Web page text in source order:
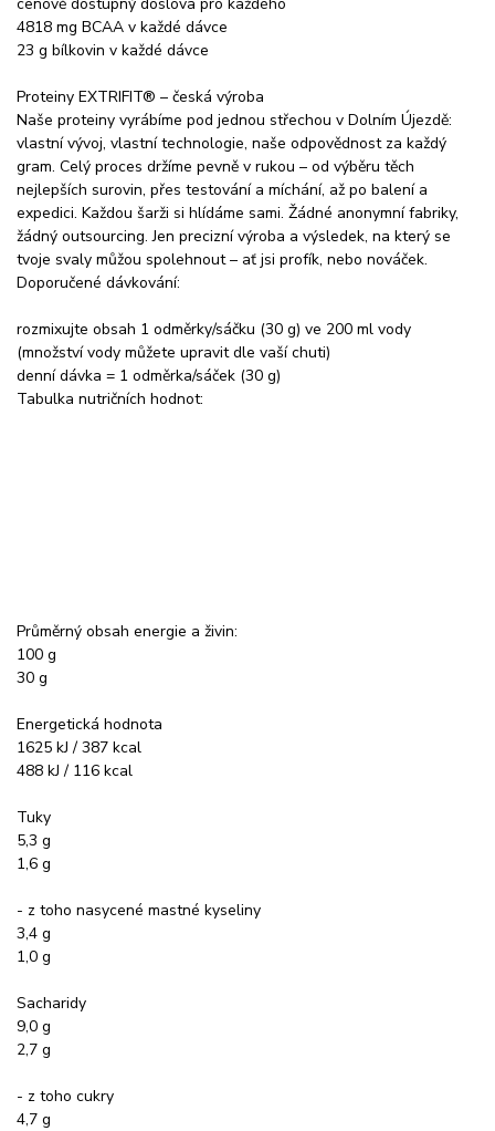
4818 mg BCAA v každé dávce
23 g bílkovin v každé dávce
Proteiny EXTRIFIT® – česká výroba
Naše proteiny vyrábíme pod jednou střechou v Dolním Újezdě:
vlastní vývoj, vlastní technologie, naše odpovědnost za každý
gram. Celý proces držíme pevně v rukou – od výběru těch
nejlepších surovin, přes testování a míchání, až po balení a
expedici. Každou šarži si hlídáme sami. Žádné anonymní fabriky,
žádný outsourcing. Jen precizní výroba a výsledek, na který se
tvoje svaly můžou spolehnout – ať jsi profík, nebo nováček.
Doporučené dávkování:
rozmixujte obsah 1 odměrky/sáčku (30 g) ve 200 ml vody
(množství vody můžete upravit dle vaší chuti)
denní dávka = 1 odměrka/sáček (30 g)
Tabulka nutričních hodnot:
Průměrný obsah energie a živin:
100 g
30 g
Energetická hodnota
1625 kJ / 387 kcal
488 kJ / 116 kcal
Tuky
5,3 g
1,6 g
- z toho nasycené mastné kyseliny
3,4 g
1,0 g
Sacharidy
9,0 g
2,7 g
- z toho cukry
4,7 g